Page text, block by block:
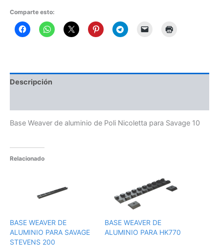
Comparte esto:
Descripción
Base Weaver de aluminio de Poli Nicoletta para Savage 10
Relacionado
BASE WEAVER DE
ALUMINIO PARA SAVAGE
STEVENS 200
BASE WEAVER DE
ALUMINIO PARA HK770